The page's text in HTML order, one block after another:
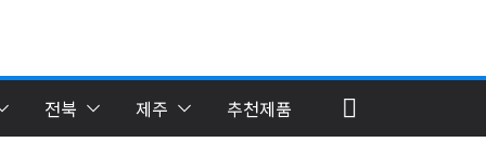
전북 제주 추천제품